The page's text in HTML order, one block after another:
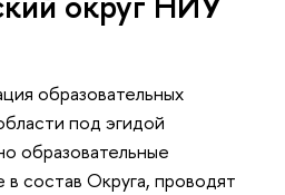
образовательных
под эгидой
образовательные
в состав Округа, проводят